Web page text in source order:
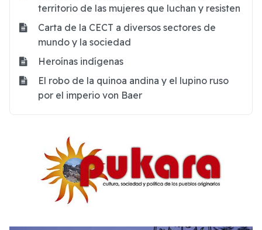
territorio de las mujeres que luchan y resisten
Carta de la CECT a diversos sectores de
mundo y la sociedad
Heroínas indígenas
El robo de la quinoa andina y el lupino ruso
por el imperio von Baer